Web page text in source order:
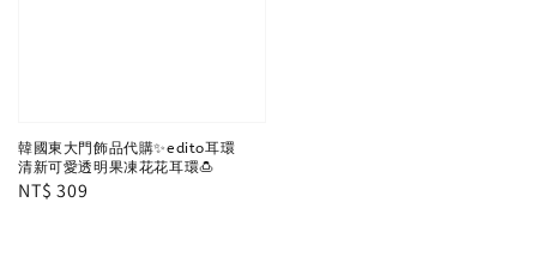
韓國東大門飾品代購✨edito耳環
清新可愛透明果凍花花耳環🍮
Regular
NT$ 309